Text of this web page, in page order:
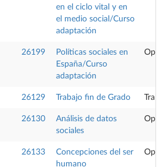
en el ciclo vital y en
el medio social/Curso
adaptación
26199
Políticas sociales en
España/Curso
adaptación
26129 Trabajo fin de Grado
26130
Análisis de datos
sociales
26133
Concepciones del ser
humano